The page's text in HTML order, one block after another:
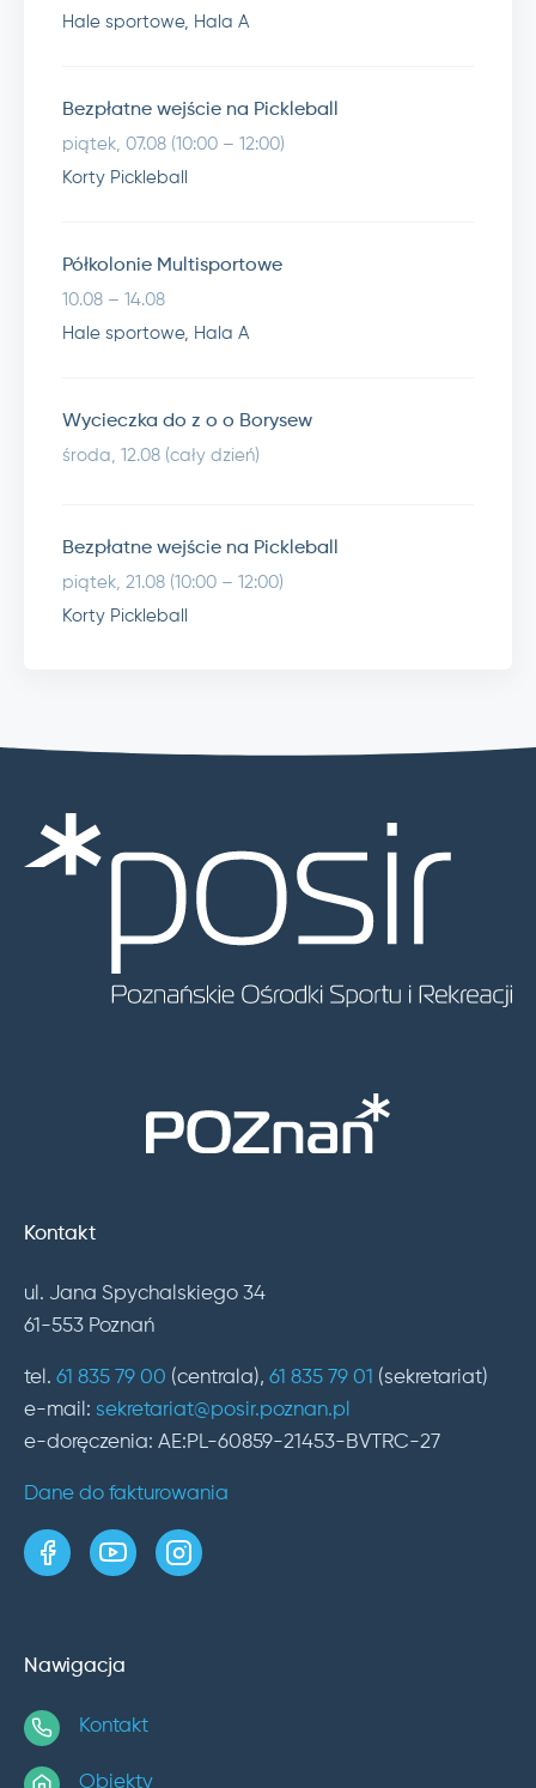
Hale sportowe, Hala A
Bezpłatne wejście na Pickleball
piątek, 07.08 (10:00 – 12:00)
Korty Pickleball
Półkolonie Multisportowe
10.08 – 14.08
Hale sportowe, Hala A
Wycieczka do z o o Borysew
środa, 12.08 (cały dzień)
Bezpłatne wejście na Pickleball
piątek, 21.08 (10:00 – 12:00)
Korty Pickleball
Kontakt
ul. Jana Spychalskiego 34
61-553 Poznań
tel. 61 835 79 00 (centrala), 61 835 79 01 (sekretariat)
e-mail: sekretariat@posir.poznan.pl
e-doręczenia: AE:PL-60859-21453-BVTRC-27
Dane do fakturowania
strona w serwisie Facebook
kanał w serwisie YouTube
profil w serwisie Instagram
Nawigacja
Kontakt
Obiekty